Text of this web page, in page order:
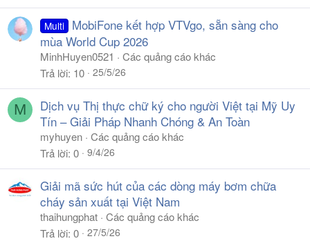
Multi
MobiFone kết hợp VTVgo, sẵn sàng cho
mùa World Cup 2026
MinhHuyen0521
Các quảng cáo khác
Trả lời 10 25/5/26
M
Dịch vụ Thị thực chữ ký cho người Việt tại Mỹ Uy
Tín – Giải Pháp Nhanh Chóng & An Toàn
myhuyen Các quảng cáo khác
Trả lời 0 9/4/26
Giải mã sức hút của các dòng máy bơm chữa
cháy sản xuất tại Việt Nam
thaihungphat Các quảng cáo khác
Trả lời 0 27/5/26